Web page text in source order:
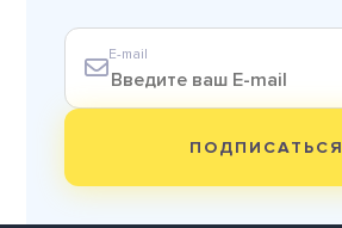
E-mail
ПОДПИСАТЬСЯ